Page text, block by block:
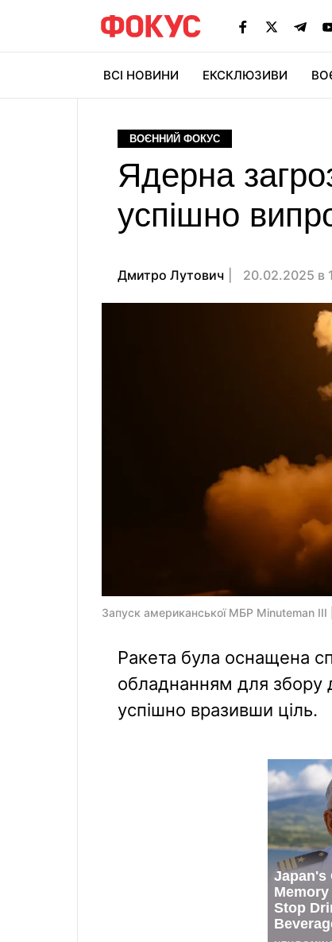
ВСІ НОВИНИ ЕКСКЛЮЗИВИ
ВОЄННИЙ ФОКУС
Ядерна
успішно
Дмитро Лутович 20.02.2025 в
Запуск американської МБР Minuteman III
Ракета була оснащена
обладнанням для збору
успішно вразивши ціль.